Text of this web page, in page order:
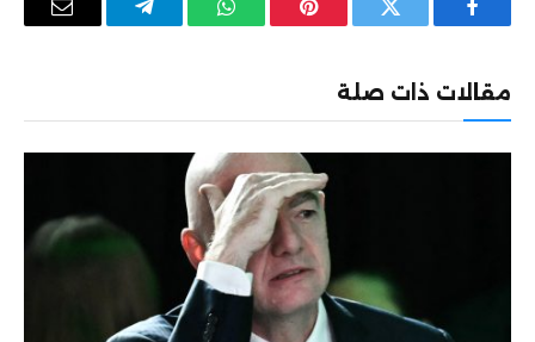
فيسبوك تويتر بينتيريستواتساب تيلقرام
البريد
مقالات ذات صلة